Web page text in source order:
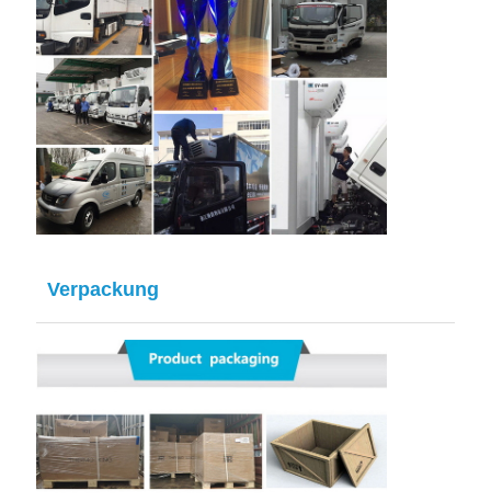
Verpackung